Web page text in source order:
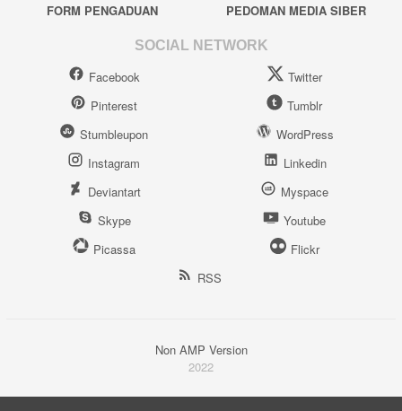
FORM PENGADUAN
PEDOMAN MEDIA SIBER
SOCIAL NETWORK
Facebook
Twitter
Pinterest
Tumblr
Stumbleupon
WordPress
Instagram
Linkedin
Deviantart
Myspace
Skype
Youtube
Picassa
Flickr
RSS
Non AMP Version
2022